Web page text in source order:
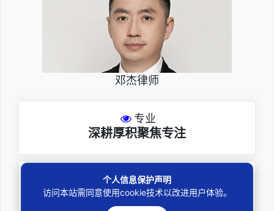
邓杰律师
专业
深耕厚积聚焦专注
尽责
全力办理委托事项
个人信息保护声明
访问本站需同意使用cookie技术以改进用户体验。